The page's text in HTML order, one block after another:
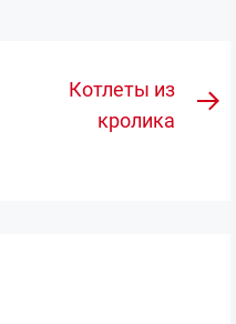
Котлеты из
кролика